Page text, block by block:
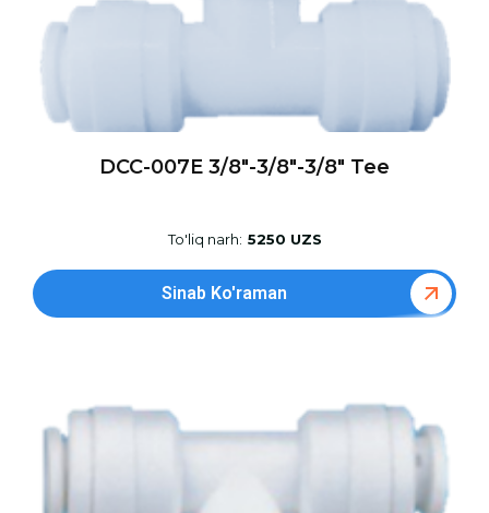
DCC-007E 3/8″-3/8″-3/8″ Tee
To'liq narh: 5250 UZS
Sinab Ko'raman